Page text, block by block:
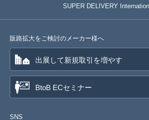
SUPER DELIVERY
販路拡大をご検討のメーカー様へ
出展して新規取引を増やす
BtoB ECセミナー
SNS